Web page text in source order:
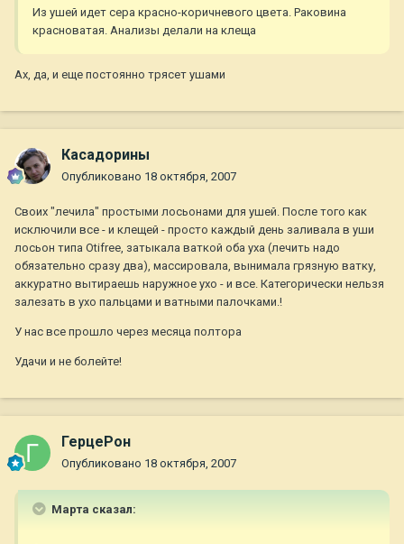
Из ушей идет сера красно-коричневого цвета. Раковина
красноватая. Анализы делали на клеща
Ах, да, и еще постоянно трясет ушами
Касадорины
Опубликовано 18 октября, 2007
Своих "лечила" простыми лосьонами для ушей. После того как
исключили все - и клещей - просто каждый день заливала в уши
лосьон типа Otifree, затыкала ваткой оба уха (лечить надо
обязательно сразу два), массировала, вынимала грязную ватку,
аккуратно вытираешь наружное ухо - и все. Категорически нельзя
залезать в ухо пальцами и ватными палочками.!
У нас все прошло через месяца полтора
Удачи и не болейте!
ГерцеРон
Опубликовано 18 октября, 2007
Марта сказал: